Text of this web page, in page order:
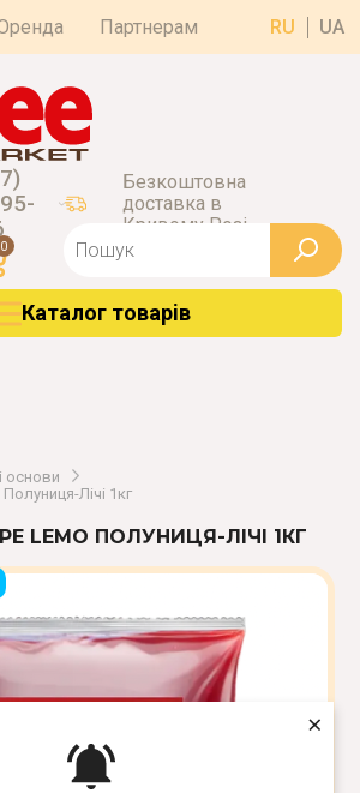
×
Партнерам RU UA
Безкоштовна
доставка в
Кривому Розі
0
Каталог товарiв
основи
Лічі 1кг
LEMO ПОЛУНИЦЯ-ЛІЧІ 1КГ